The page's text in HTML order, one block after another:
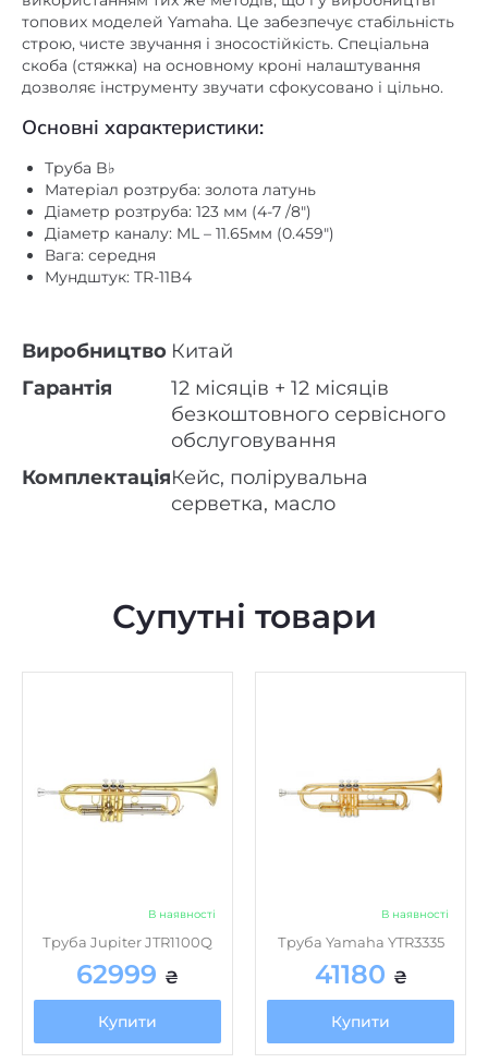
топових моделей Yamaha. Це забезпечує стабільність
строю, чисте звучання і зносостійкість. Спеціальна
скоба (стяжка) на основному кроні налаштування
дозволяє інструменту звучати сфокусовано і цільно.
Основні характеристики:
Труба B♭
Матеріал розтруба: золота латунь
Діаметр розтруба: 123 мм (4-7 /8″)
Діаметр каналу: ML – 11.65мм (0.459″)
Вага: середня
Мундштук: TR-11B4
Виробництво Китай
Гарантія
12 місяців + 12 місяців
безкоштовного сервісного
обслуговування
КомплектаціяКейс, полірувальна
серветка, масло
Супутні товари
В наявності
Труба Jupiter JTR1100Q
62999 ₴
Купити
В наявності
Труба Yamaha YTR3335
41180 ₴
Купити